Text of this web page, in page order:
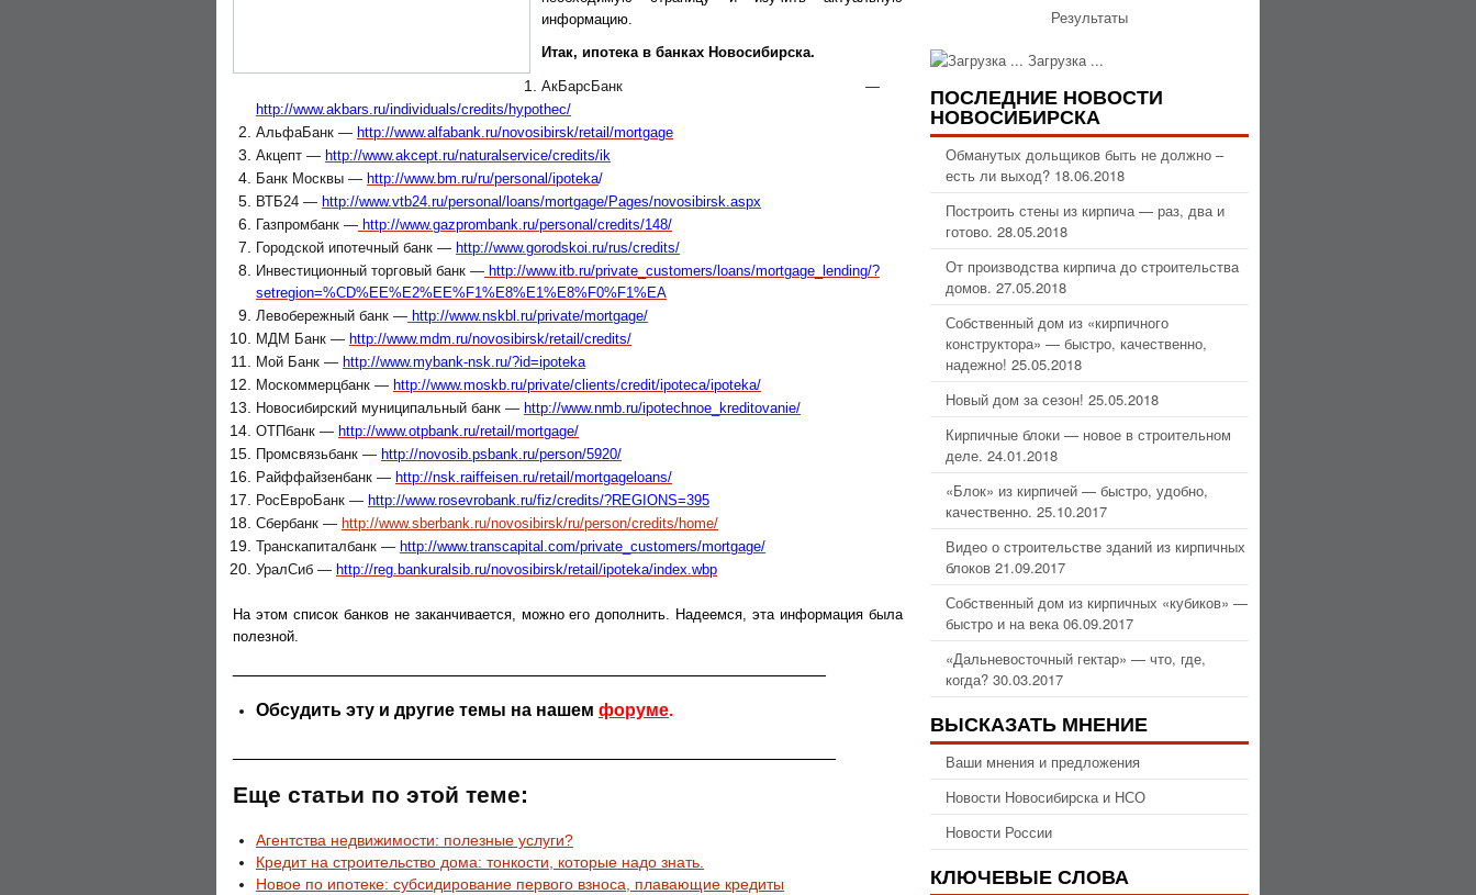
информацию.
Итак, ипотека в банках Новосибирска.
АкБарсБанк —
http://www.akbars.ru/individuals/credits/hypothec/
АльфаБанк — http://www.alfabank.ru/novosibirsk/retail/mortgage
Акцепт — http://www.akcept.ru/naturalservice/credits/ik
Банк Москвы — http://www.bm.ru/ru/personal/ipoteka/
ВТБ24 — http://www.vtb24.ru/personal/loans/mortgage/Pages/novosibirsk.aspx
Газпромбанк — http://www.gazprombank.ru/personal/credits/148/
Городской ипотечный банк — http://www.gorodskoi.ru/rus/credits/
Инвестиционный торговый банк — http://www.itb.ru/private_customers/loans/mortgage_lending/?
setregion=%CD%EE%E2%EE%F1%E8%E1%E8%F0%F1%EA
Левобережный банк — http://www.nskbl.ru/private/mortgage/
МДМ Банк — http://www.mdm.ru/novosibirsk/retail/credits/
Мой Банк — http://www.mybank-nsk.ru/?id=ipoteka
Москоммерцбанк — http://www.moskb.ru/private/clients/credit/ipoteca/ipoteka/
Новосибирский муниципальный банк — http://www.nmb.ru/ipotechnoe_kreditovanie/
ОТПбанк — http://www.otpbank.ru/retail/mortgage/
Промсвязьбанк — http://novosib.psbank.ru/person/5920/
Райффайзенбанк — http://nsk.raiffeisen.ru/retail/mortgageloans/
РосЕвроБанк — http://www.rosevrobank.ru/fiz/credits/?REGIONS=395
Сбербанк — http://www.sberbank.ru/novosibirsk/ru/person/credits/home/
Транскапиталбанк — http://www.transcapital.com/private_customers/mortgage/
УралСиб — http://reg.bankuralsib.ru/novosibirsk/retail/ipoteka/index.wbp
На этом список банков не заканчивается, можно его дополнить. Надеемся, эта информация была
полезной.
Обсудить эту и другие темы на нашем форуме.
Еще статьи по этой теме:
Агентства недвижимости: полезные услуги?
Кредит на строительство дома: тонкости, которые надо знать.
Новое по ипотеке: субсидирование первого взноса, плавающие кредиты
Результаты
Загрузка ...
ПОСЛЕДНИЕ НОВОСТИ
НОВОСИБИРСКА
Обманутых дольщиков быть не должно –
есть ли выход? 18.06.2018
Построить стены из кирпича — раз, два и
готово. 28.05.2018
От производства кирпича до строительства
домов. 27.05.2018
Собственный дом из «кирпичного
конструктора» — быстро, качественно,
надежно! 25.05.2018
Новый дом за сезон! 25.05.2018
Кирпичные блоки — новое в строительном
деле. 24.01.2018
«Блок» из кирпичей — быстро, удобно,
качественно. 25.10.2017
Видео о строительстве зданий из кирпичных
блоков 21.09.2017
Собственный дом из кирпичных «кубиков» —
быстро и на века 06.09.2017
«Дальневосточный гектар» — что, где,
когда? 30.03.2017
ВЫСКАЗАТЬ МНЕНИЕ
Ваши мнения и предложения
Новости Новосибирска и НСО
Новости России
КЛЮЧЕВЫЕ СЛОВА